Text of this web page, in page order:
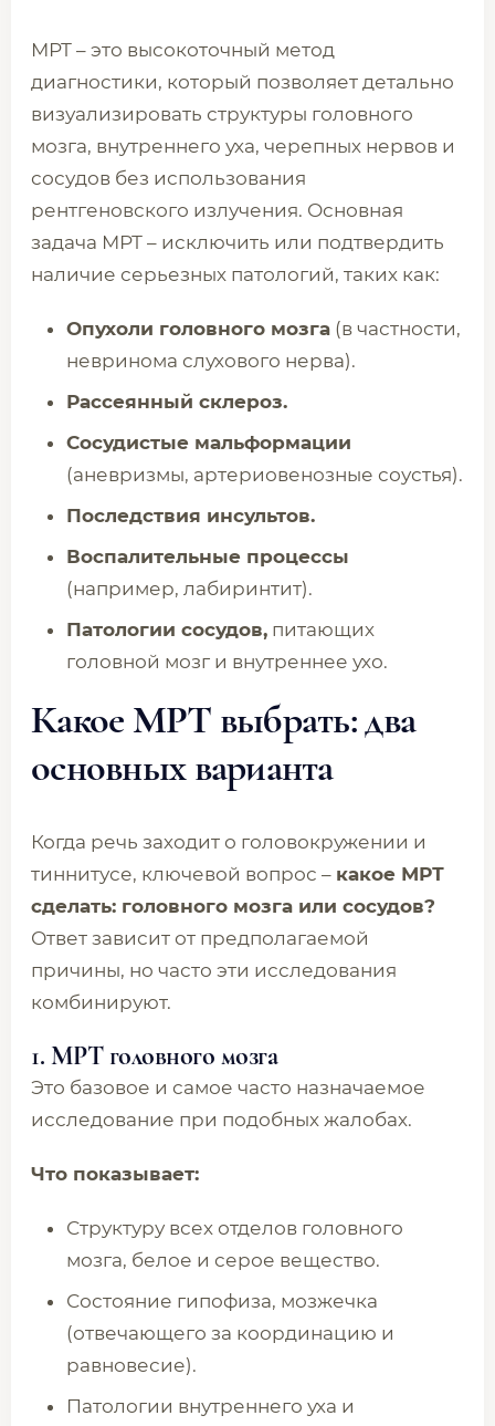
МРТ – это высокоточный метод
диагностики, который позволяет детально
визуализировать структуры головного
мозга, внутреннего уха, черепных нервов и
сосудов без использования
рентгеновского излучения. Основная
задача МРТ – исключить или подтвердить
наличие серьезных патологий, таких как:
Опухоли головного мозга (в частности,
невринома слухового нерва).
Рассеянный склероз.
Сосудистые мальформации
(аневризмы, артериовенозные соустья).
Последствия инсультов.
Воспалительные процессы
(например, лабиринтит).
Патологии сосудов, питающих
головной мозг и внутреннее ухо.
Какое МРТ выбрать: два
основных варианта
Когда речь заходит о головокружении и
тиннитусе, ключевой вопрос – какое МРТ
сделать: головного мозга или сосудов?
Ответ зависит от предполагаемой
причины, но часто эти исследования
комбинируют.
1. МРТ головного мозга
Это базовое и самое часто назначаемое
исследование при подобных жалобах.
Что показывает:
Структуру всех отделов головного
мозга, белое и серое вещество.
Состояние гипофиза, мозжечка
(отвечающего за координацию и
равновесие).
Патологии внутреннего уха и